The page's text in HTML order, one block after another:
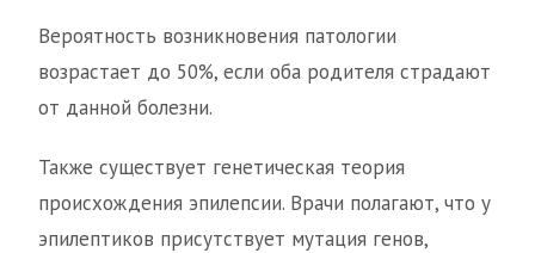
Вероятность возникновения патологии
возрастает до 50%, если оба родителя страдают
от данной болезни.
Также существует генетическая теория
происхождения эпилепсии. Врачи полагают, что у
эпилептиков присутствует мутация генов,